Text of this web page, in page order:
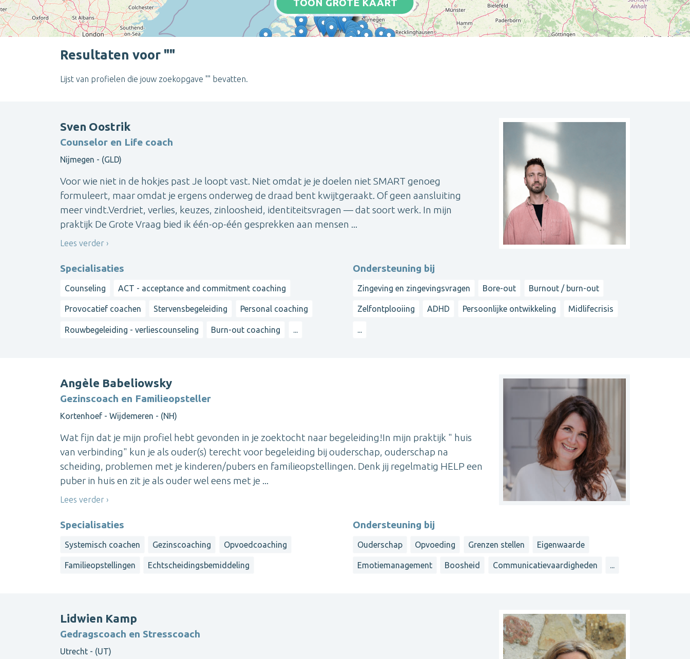
TOON GROTE KAART
Resultaten voor ""
Lijst van profielen die jouw zoekopgave "" bevatten.
Sven Oostrik
Counselor en Life coach
Nijmegen - (GLD)
Voor wie niet in de hokjes past Je loopt vast. Niet omdat je je doelen niet SMART genoeg
formuleert, maar omdat je ergens onderweg de draad bent kwijtgeraakt. Of geen aansluiting
meer vindt.Verdriet, verlies, keuzes, zinloosheid, identiteitsvragen — dat soort werk. In mijn
praktijk De Grote Vraag bied ik één-op-één gesprekken aan mensen ...
Lees verder
Specialisaties
Counseling ACT - acceptance and commitment coaching
Provocatief coachen Stervensbegeleiding Personal coaching
Rouwbegeleiding - verliescounseling Burn-out coaching
Ondersteuning bij
Zingeving en zingevingsvragen Bore-out Burnout / burn-out
Zelfontplooiing ADHD Persoonlijke ontwikkeling Midlifecrisis
Angèle Babeliowsky
Gezinscoach en Familieopsteller
Kortenhoef - Wijdemeren - (NH)
Wat fijn dat je mijn profiel hebt gevonden in je zoektocht naar begeleiding!In mijn praktijk " huis
van verbinding" kun je als ouder(s) terecht voor begeleiding bij ouderschap, ouderschap na
scheiding, problemen met je kinderen/pubers en familieopstellingen. Denk jij regelmatig HELP een
puber in huis en zit je als ouder wel eens met je ...
Lees verder
Specialisaties
Systemisch coachen Gezinscoaching Opvoedcoaching
Familieopstellingen Echtscheidingsbemiddeling
Ondersteuning bij
Ouderschap Opvoeding Grenzen stellen Eigenwaarde
Emotiemanagement Boosheid Communicatievaardigheden ...
Lidwien Kamp
Gedragscoach en Stresscoach
Utrecht - (UT)